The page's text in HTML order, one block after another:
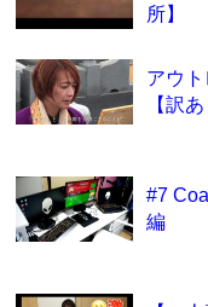
所】
アウ
【訳
#7
編